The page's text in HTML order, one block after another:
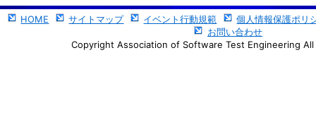
HOME サイトマップ イベント行動規範
個人情報保護ポリ
お問い合わせ
Copyright Association of Software Test Engineering